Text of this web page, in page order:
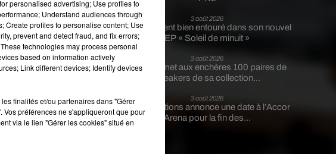
les soirées
suffisamment
des couples ou
"hot" de cinq
de 2h du matin.
ce genre de
veux que ça
3 août 2026
Rim’K revient bien entouré dans son nouvel
EP « Soleil de minuit »
3 août 2026
Eminem met aux enchères 100 paires de
sneakers de sa collection...
3 août 2026
Lena Situations annonce une date à l’Accor
Arena pour la fin des...
personalised advertising; Use profiles to
Understand audiences through
Create profiles to personalise content; Use
prevent and detect fraud, and fix errors;
technologies may process personal
based on information actively
Link different devices; Identify devices
finalités et/ou partenaires dans "Gérer
préférences ne s'appliqueront que pour
via le lien "Gérer les cookies" situé en